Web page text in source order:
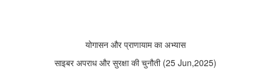
योगासन और प्राणायाम का अभ्यास
साइबर अपराध और सुरक्षा की चुनौती (25 Jun,2025)